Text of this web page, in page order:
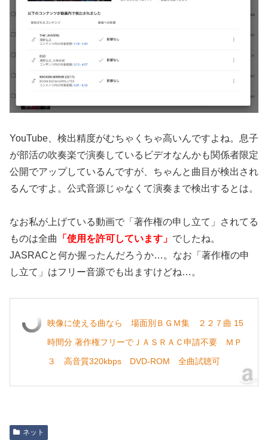
YouTube、検出精度がむちゃくちゃ高いんですよね。息子
が部活の吹奏楽で演奏しているビデオなんかも関係者限定
公開でアップしているんですが、ちゃんと曲目が検出され
るんですよ。公式音源じゃなくて演奏まで検出するとは。
なお私が上げている動画で「著作権の申し立て」されてる
ものは全曲
「使用を許可しています」 でしたね。
JASRACと何か握ったんだろうか…。なお「著作権の申
し立て」はフリー音源でも出ますけどね…。
映像に使える曲なら 場面別ＢＧＭ集 ２２７曲 15
時間分 著作権フリーでＪＡＳＲＡＣ申請不要 ＭＰ
３ 高音質320kbps DVD-ROM 全曲試聴可
ネット